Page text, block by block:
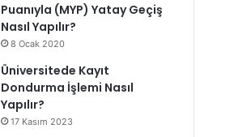
Puanıyla (MYP) Yatay Geçiş
Nasıl Yapılır?
8 Ocak 2020
Üniversitede Kayıt
Dondurma İşlemi Nasıl
Yapılır?
17 Kasım 2023